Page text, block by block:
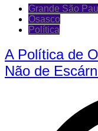
Grande São
Osasco
Política
A Política de
Não de